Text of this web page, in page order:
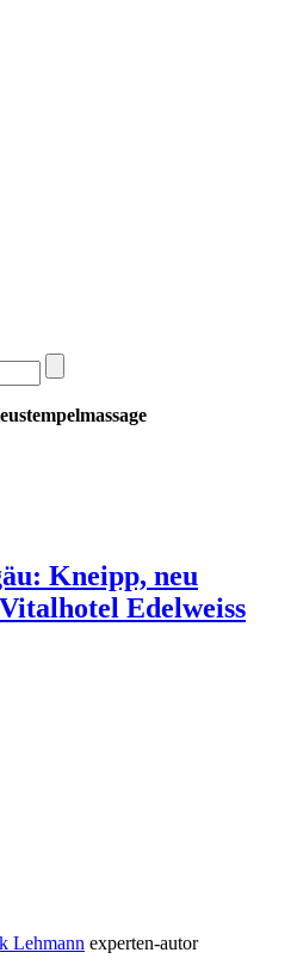
Kneipp, neu
Edelweiss
Lehmann experten-autor